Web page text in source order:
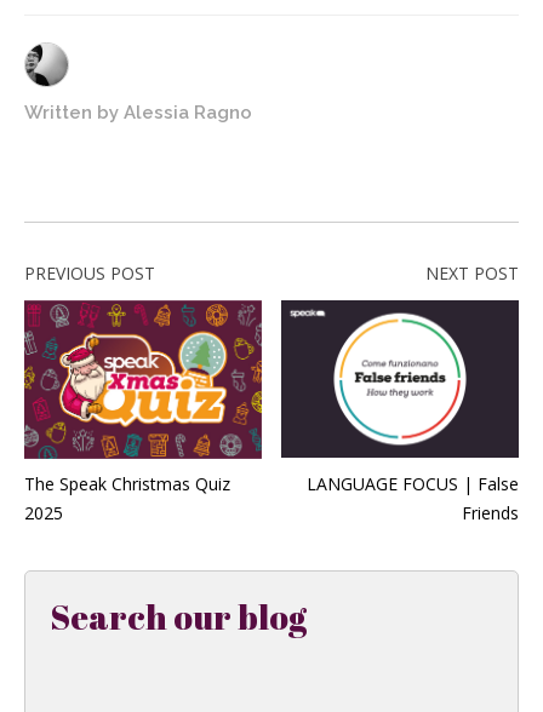
Written by Alessia Ragno
PREVIOUS POST
The Speak Christmas Quiz
2025
NEXT POST
LANGUAGE FOCUS | False
Friends
Search our blog